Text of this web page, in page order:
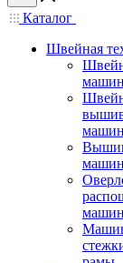
Каталог
Швейная